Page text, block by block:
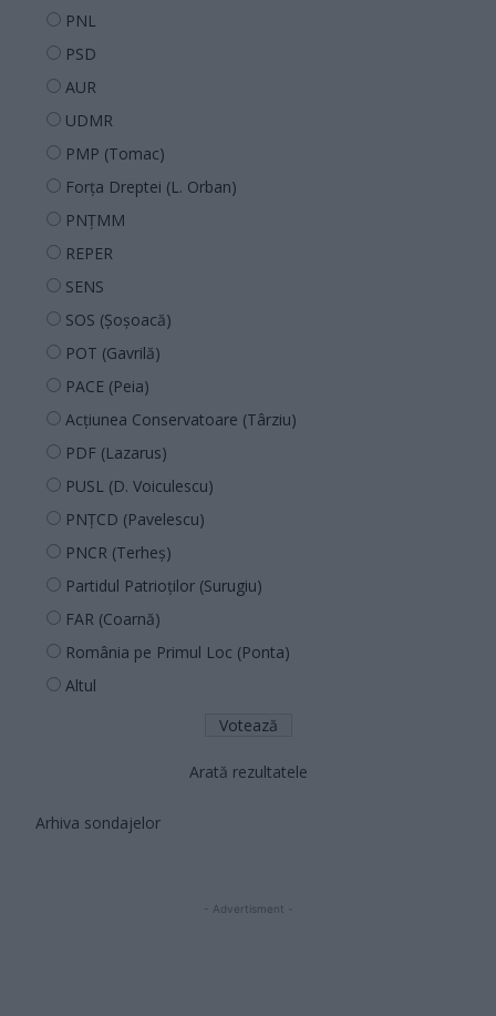
PNL
PSD
AUR
UDMR
PMP (Tomac)
Forța Dreptei (L. Orban)
PNȚMM
REPER
SENS
SOS (Șoșoacă)
POT (Gavrilă)
PACE (Peia)
Acțiunea Conservatoare (Târziu)
PDF (Lazarus)
PUSL (D. Voiculescu)
PNȚCD (Pavelescu)
PNCR (Terheș)
Partidul Patrioților (Surugiu)
FAR (Coarnă)
România pe Primul Loc (Ponta)
Altul
Arată rezultatele
Arhiva sondajelor
- Advertisment -